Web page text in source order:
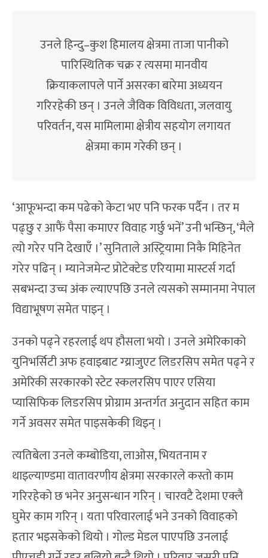
उनले हिन्दु–कुश हिमालय क्षेत्रमा ताजा पानीको
पारिस्थितिक चक्र र त्यसमा मानवीय
क्रियाकलापले पार्ने असरका बारेमा अध्ययन
गरिरहेकी छन् । उनले जैविक विविधता, जलवायु
परिवर्तन, यस मामिलामा क्षेत्रीय सहयोग लगायत
क्षेत्रमा काम गरेकी छन् ।
‘आफूभन्दा कम पढेको केटा भए पनि फरक पर्दैन । तर म
पढ्छु र आफैं पैसा कमाएर विवाह गर्छु भनें’ उनी भन्छिन्, ‘मैले
त्यो गरेर पनि देखाएँ ।’ सुनिताले अस्ट्रियामा निकै मिहिनेत
गरेर पढिन् । म्यानेजमेन्ट प्रोटेक्टेड एरियामा मास्टर्स गर्दा
सबभन्दा उच्च अंक ल्याएपछि उनले त्यसको सम्मानमा नेपाल
विद्याभूषण समेत पाइन् ।
उनको पढ्ने रहरलाई थप हौसला भयो । उनले अमेरिकाको
युनिभर्सिटी अफ हवाइबाट ग्य्राजुएट लिडरसिप समेत पढ्ने र
अमेरिकी सरकारको स्टेट स्कलरसिप पाएर एसिया
प्यासिफिक लिडरसिप प्रोग्राम अन्तर्गत अनुदान सहित काम
गर्ने अवसर समेत पाइसकेकी थिइन् ।
त्यतिबेला उनले कम्बोडिया, लाओस, भियतनाम र
थाइल्याण्डमा वातावरणीय क्षेत्रमा सरकारले कस्तो काम
गरिरहेको छ भनेर अनुसन्धान गरिन् । चारवटै देशमा एक्लै
घुमेर काम गरिन् । यता परिवारलाई भने उनको विवाहको
हतार भइसकेको थियो । गोल्ड मेडल पाएपछि उनलाई